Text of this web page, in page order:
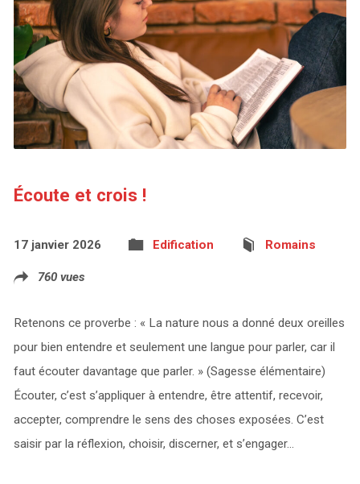
Écoute et crois !
17 janvier 2026 Edification Romains
760 vues
Retenons ce proverbe : « La nature nous a donné deux oreilles
pour bien entendre et seulement une langue pour parler, car il
faut écouter davantage que parler. » (Sagesse élémentaire)
Écouter, c’est s’appliquer à entendre, être attentif, recevoir,
accepter, comprendre le sens des choses exposées. C’est
saisir par la réflexion, choisir, discerner, et s’engager…